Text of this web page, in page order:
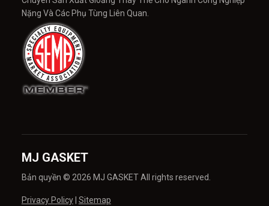
Nặng Và Các Phụ Tùng Liên Quan.
MJ GASKET
Bản quyền © 2026 MJ GASKET All rights reserved.
Privacy Policy| Sitemap